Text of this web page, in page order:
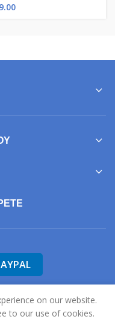
on our website.
to our use of cookies.